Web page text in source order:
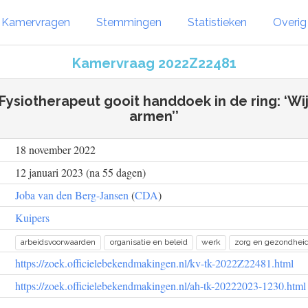
Kamervragen Stemmingen Statistieken
Kamervraag 2022Z22481
gooit handdoek in de ring:
armen’’
18 november 2022
12 januari 2023 (na 55 dagen)
Joba van den Berg-Jansen (CDA)
Kuipers
arbeidsvoorwaarden organisatie en beleid werk zorg en
https://zoek.officielebekendmakingen.nl/kv-tk-2022Z22481.html
https://zoek.officielebekendmakingen.nl/ah-tk-20222023-1230.html